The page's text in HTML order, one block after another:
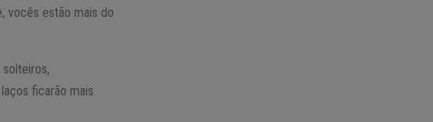
vocês estão mais do
ficarão mais